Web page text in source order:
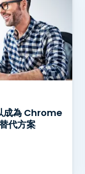
為 Chrome
代方案